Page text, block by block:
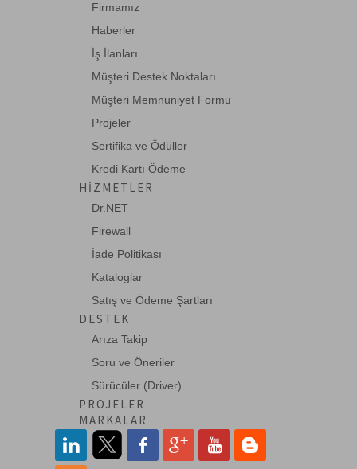
DA-70130-4
Digitus USB Repeater Kablosu, USB 2.0,
5 metre
DA-73102
Digitus USB 2.0 Repeater / Uzatma
DA-73104
Digitus USB 3.0 Repeater / Uzatma
DA-73105
Digitus USB 3.0 Repeater / Uzatma
Kablosu, 10 met-->
DA-73107
Digitus USB 3.0 Repeater / Uzatma
Kablosu, 20 met-->
ED-84131
Firmamız
Haberler
İş İlanları
Müşteri Destek Noktaları
Müşteri Memnuniyet Formu
Projeler
Sertifika ve Ödüller
Kredi Kartı Ödeme
HIZMETLER
Dr.NET
Firewall
İade Politikası
Kataloglar
Satış ve Ödeme Şartları
DESTEK
Arıza Takip
Soru ve Öneriler
Sürücüler (Driver)
PROJELER
MARKALAR